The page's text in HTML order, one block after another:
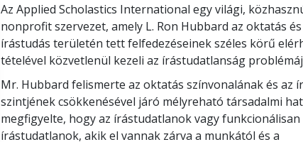
Az Applied Scholastics International egy világi,
nonprofit szervezet, amely L. Ron Hubbard az oktatás és
írástudás területén tett felfedezéseinek széles körű
tételével közvetlenül kezeli az írástudatlanság
Mr. Hubbard felismerte az oktatás színvonalának és az
szintjének csökkenésével járó mélyreható társadalmi
megfigyelte, hogy az írástudatlanok vagy funkcionálisan
írástudatlanok, akik el vannak zárva a munkától és a